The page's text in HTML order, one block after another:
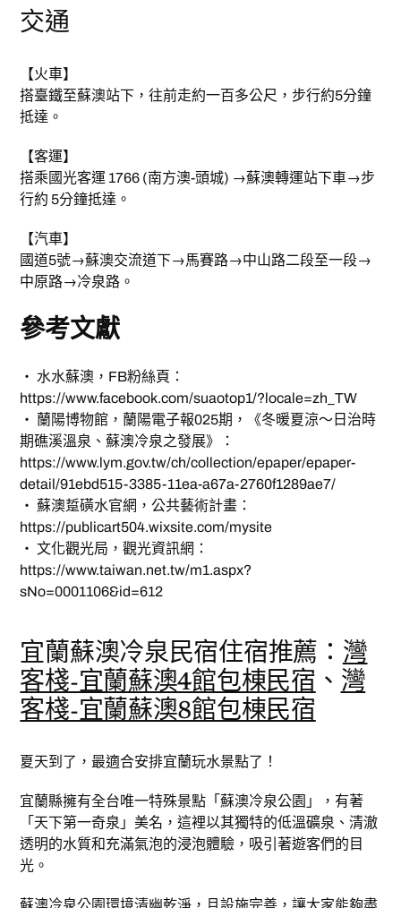
交通
【火車】
搭臺鐵至蘇澳站下，往前走約一百多公尺，步行約5分鐘
抵達。
【客運】
搭乘國光客運 1766 (南方澳-頭城) →蘇澳轉運站下車→步
行約 5分鐘抵達。
【汽車】
國道5號→蘇澳交流道下→馬賽路→中山路二段至一段→
中原路→冷泉路。
參考文獻
‧ 水水蘇澳，FB粉絲頁：
https://www.facebook.com/suaotop1/?locale=zh_TW
‧ 蘭陽博物館，蘭陽電子報025期，《冬暖夏涼～日治時
期礁溪溫泉、蘇澳冷泉之發展》：
https://www.lym.gov.tw/ch/collection/epaper/epaper-
detail/91ebd515-3385-11ea-a67a-2760f1289ae7/
‧ 蘇澳踅磺水官網，公共藝術計畫：
https://publicart504.wixsite.com/mysite
‧ 文化觀光局，觀光資訊網：
https://www.taiwan.net.tw/m1.aspx?
sNo=0001106&id=612
宜蘭蘇澳冷泉民宿住宿推薦： 灣
客棧-宜蘭蘇澳4館包棟民宿 、 灣
客棧-宜蘭蘇澳8館包棟民宿
夏天到了，最適合安排宜蘭玩水景點了！
宜蘭縣擁有全台唯一特殊景點「蘇澳冷泉公園」，有著
「天下第一奇泉」美名，這裡以其獨特的低溫礦泉、清澈
透明的水質和充滿氣泡的浸泡體驗，吸引著遊客們的目
光。
蘇澳冷泉公園環境清幽乾淨，且設施完善，讓大家能夠盡